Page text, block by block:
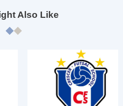
Also Like